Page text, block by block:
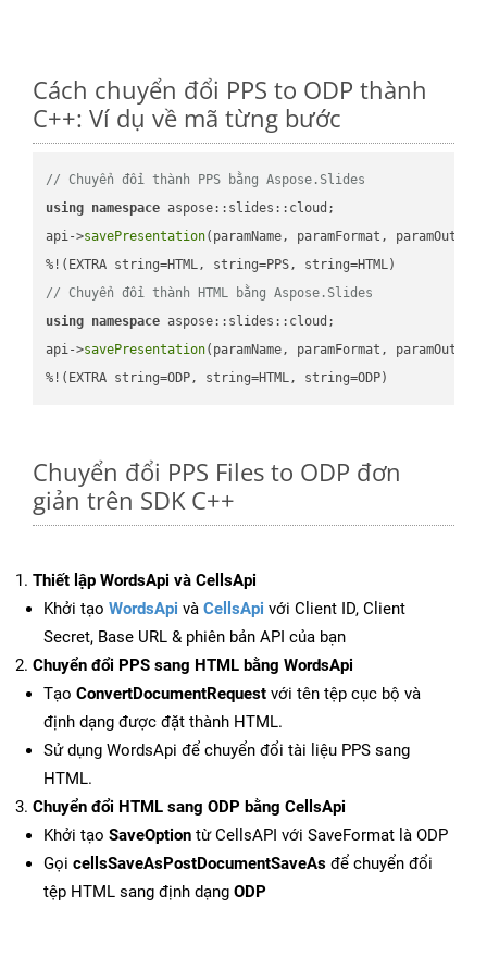
Cách chuyển đổi PPS to ODP thành
C++: Ví dụ về mã từng bước
// Chuyển đổi thành PPS bằng Aspose.Slides
using namespace aspose::slides::cloud;
api->savePresentation(paramName, paramFormat,
// Chuyển đổi thành HTML bằng Aspose.Slides
using namespace aspose::slides::cloud;
api->savePresentation(paramName, paramFormat,
%!(EXTRA string=ODP, string=HTML, string=ODP)
Chuyển đổi PPS Files to ODP đơn
giản trên SDK C++
Thiết lập WordsApi và CellsApi
Khởi tạo WordsApi và CellsApi với Client ID, Client
Secret, Base URL & phiên bản API của bạn
Chuyển đổi PPS sang HTML bằng WordsApi
Tạo ConvertDocumentRequest với tên tệp cục bộ và
định dạng được đặt thành HTML.
Sử dụng WordsApi để chuyển đổi tài liệu PPS sang
HTML.
Chuyển đổi HTML sang ODP bằng CellsApi
Khởi tạo SaveOption từ CellsAPI với SaveFormat là ODP
Gọi cellsSaveAsPostDocumentSaveAs để chuyển đổi
tệp HTML sang định dạng ODP